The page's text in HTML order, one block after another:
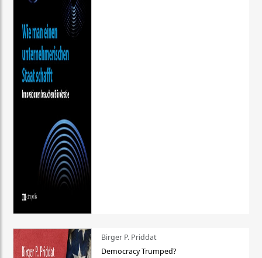
Birger P. Priddat
Democracy Trumped?